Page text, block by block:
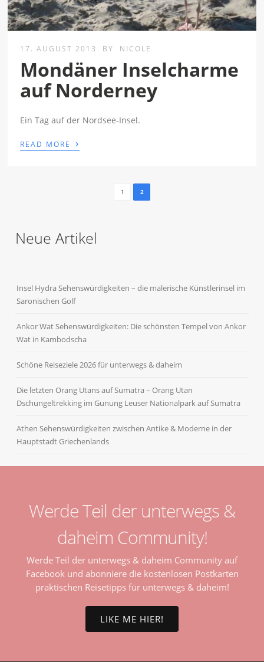
17. AUGUST 2013 BY NICOLE
Mondäner Inselcharme
auf Norderney
Ein Tag auf der Nordsee-Insel.
READ MORE ›
1 2
Neue Artikel
Insel Hydra Sehenswürdigkeiten – die malerische Künstlerinsel im
Saronischen Golf
Ankor Wat Sehenswürdigkeiten: Die schönsten Tempel von Ankor
Wat in Kambodscha
Schöne Reiseziele 2026 für unterwegs & daheim
Die letzten Orang Utans auf Sumatra – Orang Utan
Dschungeltrekking im Gunung Leuser Nationalpark auf Sumatra
Athen Sehenswürdigkeiten zwischen Antike & Moderne in der
Hauptstadt Griechenlands
Werde Teil der unterwegs &
daheim Community!
Werde Teil der unterwegs & daheim Community auf
Facebook und abonniere die kostenlosen Postkarten
praktischen Reisetipps für unterwegs & daheim!
LIKE ME HIER!